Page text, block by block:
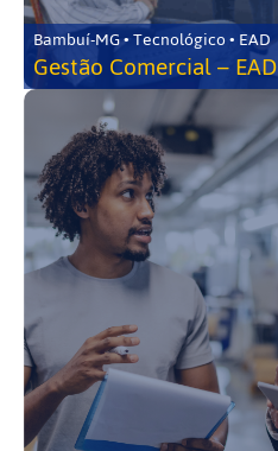
Bambuí-MG • Tecnológico • EAD
Gestão Comercial – EAD